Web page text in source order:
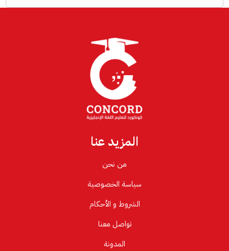
المزيد عنا
من نحن
سياسة الخصوصية
الشروط و الأحكام
تواصل معنا
المدونة